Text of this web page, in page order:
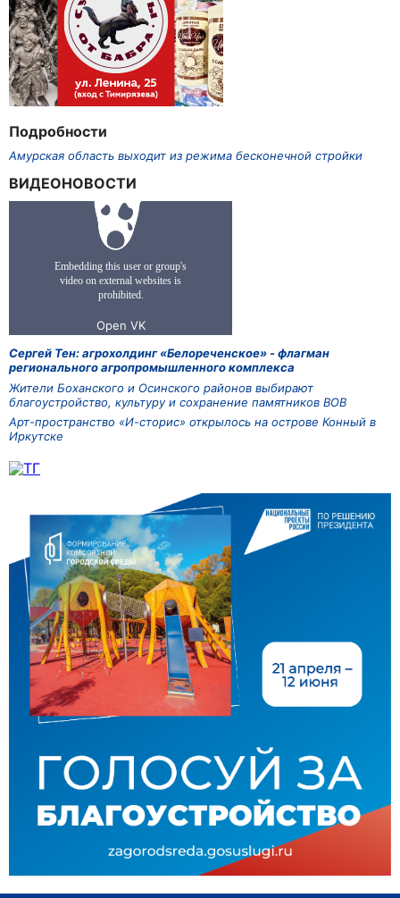
Подробности
Амурская область выходит из режима бесконечной стройки
ВИДЕОНОВОСТИ
Сергей Тен: агрохолдинг «Белореченское» - флагман
регионального агропромышленного комплекса
Жители Боханского и Осинского районов выбирают
благоустройство, культуру и сохранение памятников ВОВ
Арт-пространство «И-сторис» открылось на острове Конный в
Иркутске